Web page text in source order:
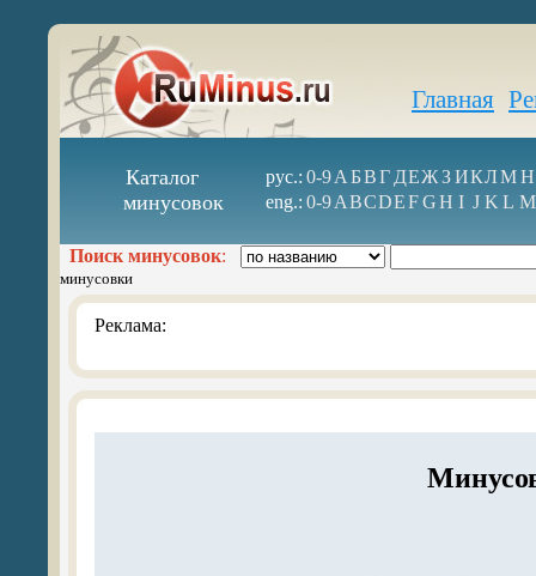
Главная
Каталог
минусовок
рус.: 0-9А БВГ ДЕЖ З ИКЛМН
eng.: 0-9ABCDEFGH I J K L M
Поиск минусовок:
минусовки
Реклама: